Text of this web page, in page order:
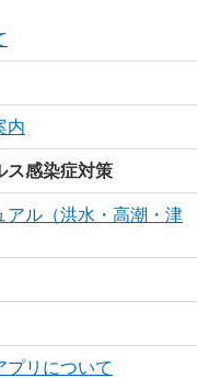
内
ス感染症対策
アル（洪水・高潮・津
プリについて